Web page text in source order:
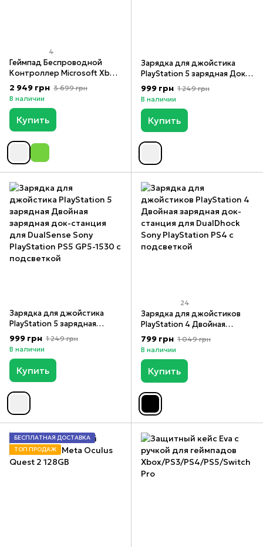
4
Геймпад Беспроводной
Контроллер Microsoft Xbox
Series X/S Wireless Controller
Robot White
2 949 грн 3 699 грн
В наличии
Купить
Зарядка для джойстика
PlayStation 5 зарядная Док
Станция для геймпадов PS5
DualSense на 2 геймпада с
999 грн 1 249 грн
В наличии
Купить
Зарядка для джойстика
PlayStation 5 зарядная
Двойная зарядная док-
станция для DualSense Sony
подсветкой, Белый, Белый
999 грн 1 249 грн
В наличии
Купить
24
Зарядка для джойстиков
PlayStation 4 Двойная
зарядная док-станция для
DualDhock Sony PlayStation
799 грн 1 049 грн
В наличии
Купить
БЕСПЛАТНАЯ ДОСТАВКА
ТОП ПРОДАЖ